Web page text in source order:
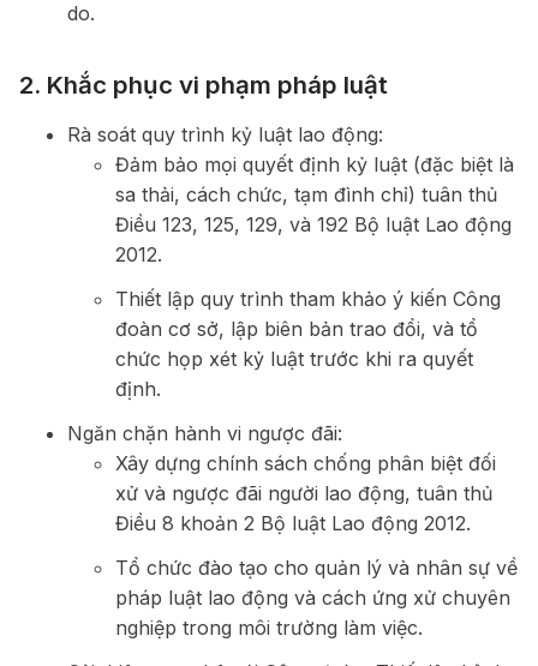
do.
2. Khắc phục vi phạm pháp luật
Rà soát quy trình kỷ luật lao động:
Đảm bảo mọi quyết định kỷ luật (đặc biệt là
sa thải, cách chức, tạm đình chỉ) tuân thủ
Điều 123, 125, 129, và 192 Bộ luật Lao động
2012.
Thiết lập quy trình tham khảo ý kiến Công
đoàn cơ sở, lập biên bản trao đổi, và tổ
chức họp xét kỷ luật trước khi ra quyết
định.
Ngăn chặn hành vi ngược đãi:
Xây dựng chính sách chống phân biệt đối
xử và ngược đãi người lao động, tuân thủ
Điều 8 khoản 2 Bộ luật Lao động 2012.
Tổ chức đào tạo cho quản lý và nhân sự về
pháp luật lao động và cách ứng xử chuyên
nghiệp trong môi trường làm việc.